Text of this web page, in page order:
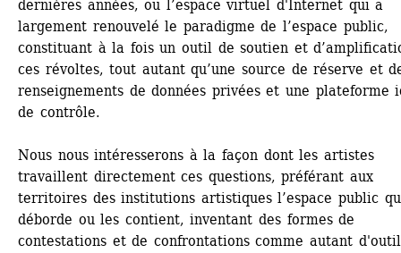
dernières années, ou l’espace virtuel d'Internet qui a
largement renouvelé le paradigme de l’espace public,
constituant à la fois un outil de soutien et
ces révoltes, tout autant qu’une source de réserve et
renseignements de données privées et une plateforme
de contrôle.
Nous nous intéresserons à la façon dont les artistes
travaillent directement ces questions, préférant aux
territoires des institutions artistiques l’espace public
déborde ou les contient, inventant des formes de
contestations et de confrontations comme autant